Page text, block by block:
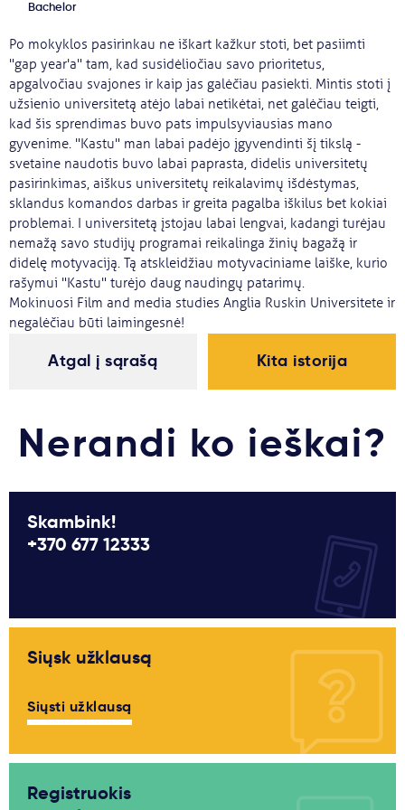
Paslaugos
Kodėl Kastu?
Naujienos
Bachelor
Po mokyklos pasirinkau ne iškart kažkur stoti, bet pasiimti
"gap year'a" tam, kad susidėliočiau savo prioritetus,
apgalvočiau svajones ir kaip jas galėčiau pasiekti. Mintis stoti į
užsienio universitetą atėjo labai netikėtai, net galėčiau teigti,
kad šis sprendimas buvo pats impulsyviausias mano
gyvenime. "Kastu" man labai padėjo įgyvendinti šį tikslą -
svetaine naudotis buvo labai paprasta, didelis universitetų
pasirinkimas, aiškus universitetų reikalavimų išdėstymas,
sklandus komandos darbas ir greita pagalba iškilus bet kokiai
problemai. I universitetą įstojau labai lengvai, kadangi turėjau
nemažą savo studijų programai reikalinga žinių bagažą ir
didelę motyvaciją. Tą atskleidžiau motyvaciniame laiške, kurio
rašymui "Kastu" turėjo daug naudingų patarimų.
Mokinuosi Film and media studies Anglia Ruskin Universitete ir
negalėčiau būti laimingesnė!
Atgal į sąrašą Kita istorija
Nerandi ko ieškai?
Skambink!
+370 677 12333
Siųsk užklausą
Siųsti užklausą
Registruokis